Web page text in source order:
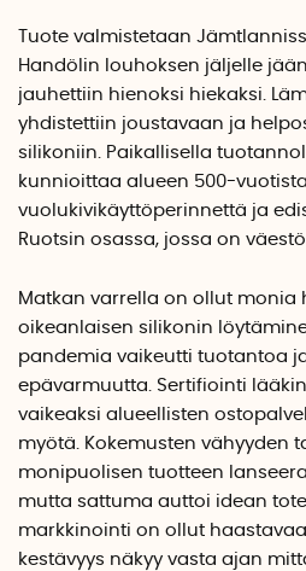
Tuote valmistetaan
Handölin louhoksen jäljelle
jauhettiin hienoksi hiekaksi.
yhdistettiin joustavaan ja
silikoniin. Paikallisella
kunnioittaa alueen 500-vuotista
vuolukivikäyttöperinnettä ja
Ruotsin osassa, jossa on
Matkan varrella on ollut monia
oikeanlaisen silikonin
pandemia vaikeutti tuotantoa
epävarmuutta. Sertifiointi
vaikeaksi alueellisten
myötä. Kokemusten vähyyden
monipuolisen tuotteen
mutta sattuma auttoi idean
markkinointi on ollut
kestävyys näkyy vasta ajan